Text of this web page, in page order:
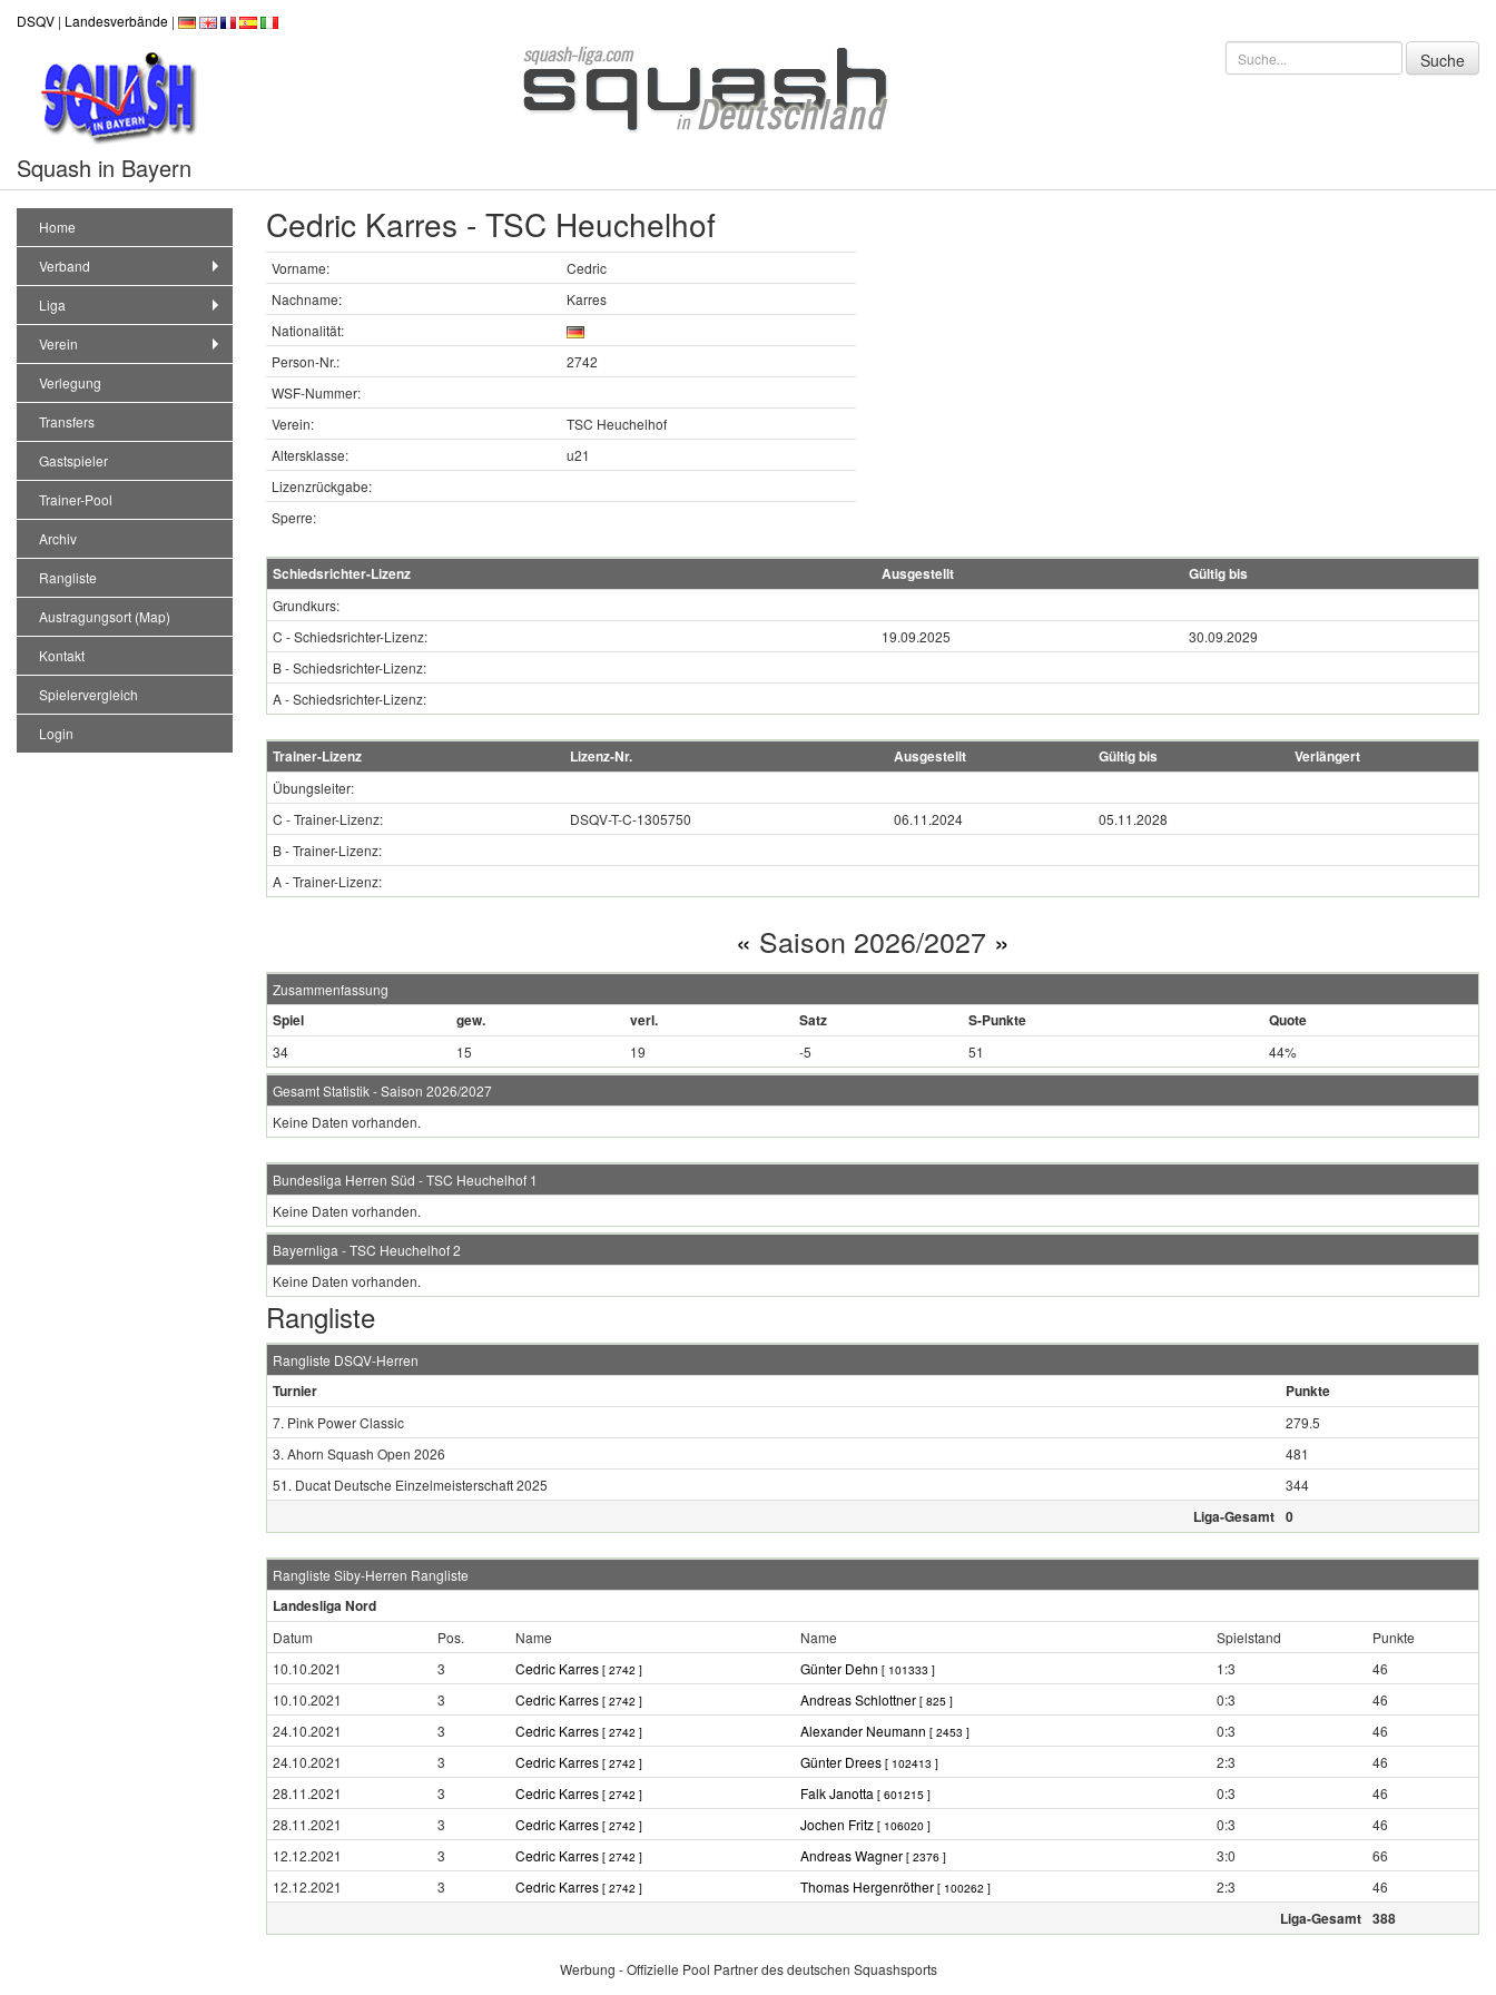
DSQV | Landesverbände |
Squash in Bayern
Home
Verband
Liga
Verein
Verlegung
Transfers
Gastspieler
Trainer-Pool
Archiv
Rangliste
Austragungsort (Map)
Kontakt
Spielervergleich
Login
Cedric Karres - TSC Heuchelhof
Vorname:
Cedric
Nachname:
Karres
Nationalität:
Person-Nr.:
2742
WSF-Nummer:
Verein:
TSC Heuchelhof
Altersklasse:
u21
Lizenzrückgabe:
Sperre:
Schiedsrichter-Lizenz Ausgestellt Gültig bis
Grundkurs:
C - Schiedsrichter-Lizenz:
19.09.2025
30.09.2029
B - Schiedsrichter-Lizenz:
A - Schiedsrichter-Lizenz:
Trainer-Lizenz Lizenz-Nr. Ausgestellt Gültig bis Verlängert
Übungsleiter:
C - Trainer-Lizenz:
DSQV-T-C-1305750 06.11.2024
05.11.2028
B - Trainer-Lizenz:
A - Trainer-Lizenz:
« Saison 2026/2027 »
Zusammenfassung
Spiel gew. verl. Satz S-Punkte Quote
34 15 19 -5 51 44%
Gesamt Statistik - Saison 2026/2027
Keine Daten vorhanden.
Bundesliga Herren Süd - TSC Heuchelhof 1
Keine Daten vorhanden.
Bayernliga - TSC Heuchelhof 2
Keine Daten vorhanden.
Rangliste
Rangliste DSQV-Herren
Turnier Punkte
7. Pink Power Classic
279.5
3. Ahorn Squash Open 2026
481
51. Ducat Deutsche Einzelmeisterschaft 2025
344
Liga-Gesamt 0
Rangliste Siby-Herren Rangliste
Landesliga Nord
Datum Pos. Name Name Spielstand
Punkte
10.10.2021
3 Cedric Karres [ 2742 ] Günter Dehn [ 101333 ] 1:3
46
10.10.2021
3 Cedric Karres [ 2742 ] Andreas Schlottner [ 825 ] 0:3
46
24.10.2021
3 Cedric Karres [ 2742 ] Alexander Neumann [ 2453 ] 0:3
46
24.10.2021
3 Cedric Karres [ 2742 ] Günter Drees [ 102413 ] 2:3
46
28.11.2021
3 Cedric Karres [ 2742 ] Falk Janotta [ 601215 ] 0:3
46
28.11.2021
3 Cedric Karres [ 2742 ] Jochen Fritz [ 106020 ] 0:3
46
12.12.2021
3 Cedric Karres [ 2742 ] Andreas Wagner [ 2376 ] 3:0
66
12.12.2021
3 Cedric Karres [ 2742 ] Thomas Hergenröther [ 100262 ] 2:3 46
Liga-Gesamt 388
Werbung - Offizielle Pool Partner des deutschen Squashsports